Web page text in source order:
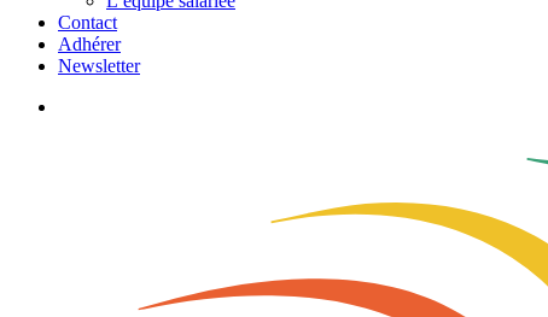
Contact
Adhérer
Newsletter